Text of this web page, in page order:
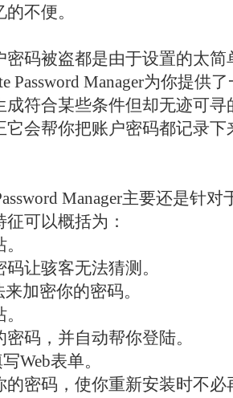
不便。
密码被盗都是由于设置的太
Password Manager为你提供
成符合某些条件但却无迹可
它会帮你把账户密码都记录
Manager主要还是针
可以概括为：
让骇客无法猜测。
加密你的密码。
码，并自动帮你登陆。
Web表单。
的密码，使你重新安装时不必